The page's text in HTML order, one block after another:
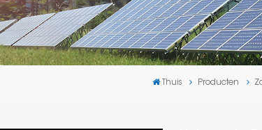
Thuis Producten